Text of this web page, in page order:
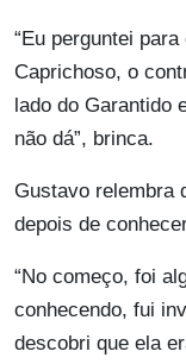
“Eu perguntei
Caprichoso, o
lado do Garantido
não dá”, brinca.
Gustavo relembra
depois de
“No começo, foi
conhecendo, fui
descobri que ela